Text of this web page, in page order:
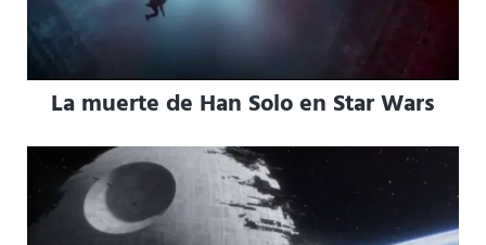
La muerte de Han Solo en Star Wars